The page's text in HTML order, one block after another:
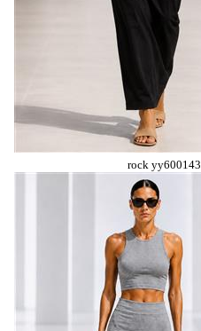
rock yy600143